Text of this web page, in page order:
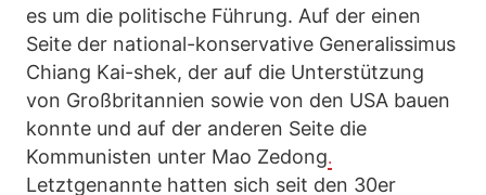
es um die politische Führung. Auf der einen
Seite der national-konservative Generalissimus
Chiang Kai-shek, der auf die Unterstützung
von Großbritannien sowie von den USA bauen
konnte und auf der anderen Seite die
Kommunisten unter Mao Zedong.
Letztgenannte hatten sich seit den 30er